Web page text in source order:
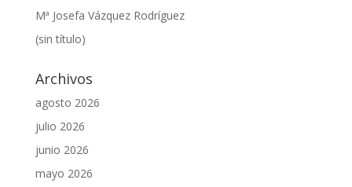
Mª Josefa Vázquez Rodríguez
(sin título)
Archivos
agosto 2026
julio 2026
junio 2026
mayo 2026